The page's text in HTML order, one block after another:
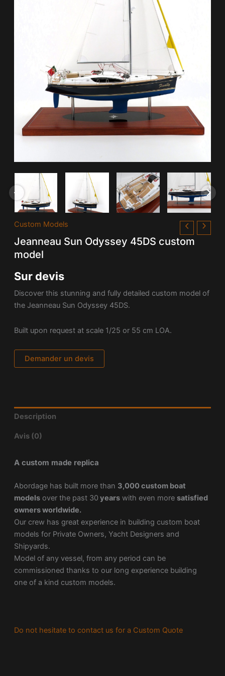
Custom Models
Jeanneau Sun Odyssey 45DS custom
model
Sur devis
Discover this stunning and fully detailed custom model of
the Jeanneau Sun Odyssey 45DS.
Built upon request at scale 1/25 or 55 cm LOA.
Demander un devis
Description
Avis (0)
A custom made replica
Abordage has built more than 3,000 custom boat
modelsover the past 30 yearswith even more satisfied
owners worldwide.
Our crew has great experience in building custom boat
models for Private Owners, Yacht Designers and
Shipyards.
Model of any vessel, from any period can be
commissioned thanks to our long experience building
one of a kind custom models.
Do not hesitate to contact us for a Custom Quote